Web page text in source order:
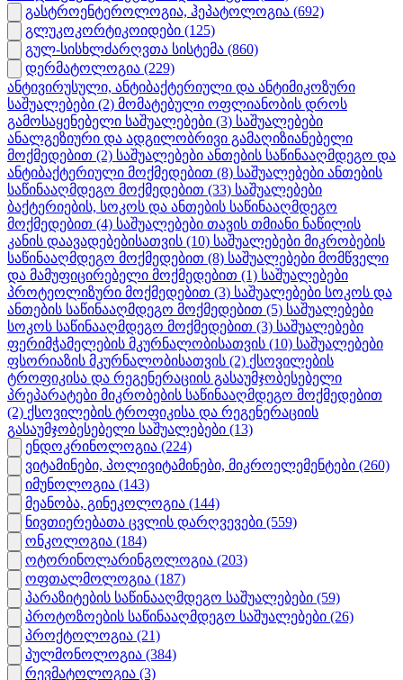
გასტროენტეროლოგია, ჰეპატოლოგია (692)
გლუკოკორტიკოიდები (125)
გულ-სისხლძარღვთა სისტემა (860)
დერმატოლოგია (229)
ანტივირუსული, ანტიბაქტერიული და ანტიმიკოზური
საშუალებები (2) მომატებული ოფლიანობის დროს
გამოსაყენებელი საშუალებები (3) საშუალებები
ანალგეზიური და ადგილობრივი გამაღიზიანებელი
მოქმედებით (2) საშუალებები ანთების საწინააღმდეგო და
ანტიბაქტერიული მოქმედებით (8) საშუალებები ანთების
საწინააღმდეგო მოქმედებით (33) საშუალებები
ბაქტერიების, სოკოს და ანთების საწინააღმდეგო
მოქმედებით (4) საშუალებები თავის თმიანი ნაწილის
კანის დაავადებებისათვის (10) საშუალებები მიკრობების
საწინააღმდეგო მოქმედებით (8) საშუალებები მომწველი
და მამუფიცირებელი მოქმედებით (1) საშუალებები
პროტეოლიზური მოქმედებით (3) საშუალებები სოკოს და
ანთების საწინააღმდეგო მოქმედებით (5) საშუალებები
სოკოს საწინააღმდეგო მოქმედებით (3) საშუალებები
ფერიმჭამელების მკურნალობისათვის (10) საშუალებები
ფსორიაზის მკურნალობისათვის (2) ქსოვილების
ტროფიკისა და რეგენერაციის გასაუმჯობესებელი
პრეპარატები მიკრობების საწინააღმდეგო მოქმედებით
(2) ქსოვილების ტროფიკისა და რეგენერაციის
გასაუმჯობესებელი საშუალებები (13)
ენდოკრინოლოგია (224)
ვიტამინები, პოლივიტამინები, მიკროელემენტები (260)
იმუნოლოგია (143)
მეანობა, გინეკოლოგია (144)
ნივთიერებათა ცვლის დარღვევები (559)
ონკოლოგია (184)
ოტორინოლარინგოლოგია (203)
ოფთალმოლოგია (187)
პარაზიტების საწინააღმდეგო საშუალებები (59)
პროტოზოების საწინააღმდეგო საშუალებები (26)
პროქტოლოგია (21)
პულმონოლოგია (384)
რევმატოლოგია (3)